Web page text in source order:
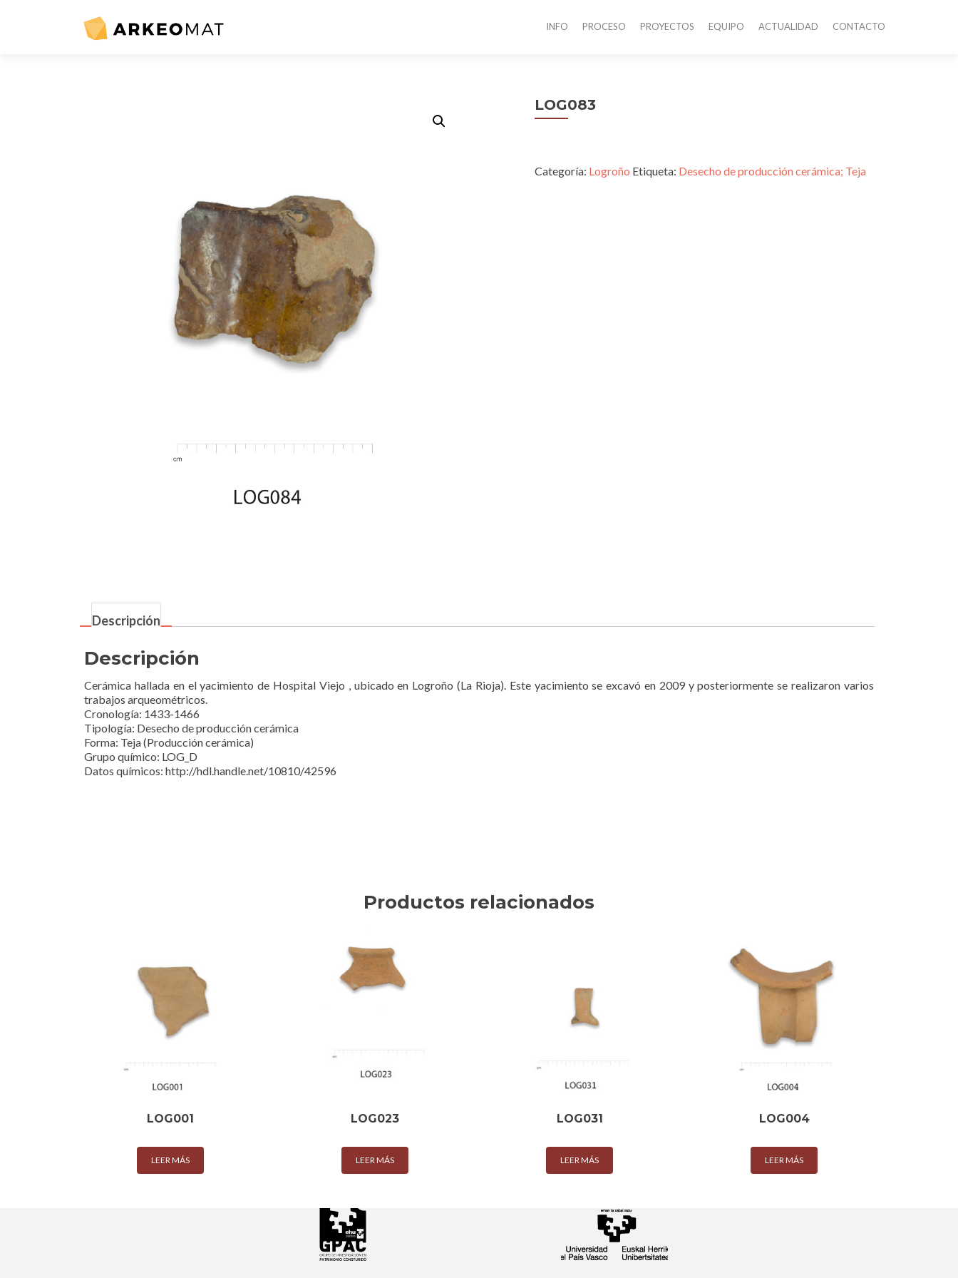
INFO PROCESO PROYECTOS EQUIPO ACTUALIDAD CONTACTO
LOG083
Categoría: Logroño Etiqueta: Desecho de producción cerámica; Teja
Descripción
Descripción
Cerámica hallada en el yacimiento de Hospital Viejo , ubicado en Logroño (La Rioja). Este yacimiento se excavó en 2009 y posteriormente se realizaron varios
trabajos arqueométricos.
Cronología: 1433-1466
Tipología: Desecho de producción cerámica
Forma: Teja (Producción cerámica)
Grupo químico: LOG_D
Datos químicos: http://hdl.handle.net/10810/42596
Productos relacionados
LOG001
LEER MÁS
LOG023
LEER MÁS
LOG031
LEER MÁS
LOG004
LEER MÁS